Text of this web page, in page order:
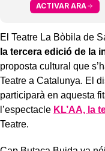
ACTIVAR ARA
El Teatre La Bòbila de
la tercera edició de la
proposta cultural que
Teatre a Catalunya. El
participarà en aquesta
l’espectacle KL’AA, la
Teatre.